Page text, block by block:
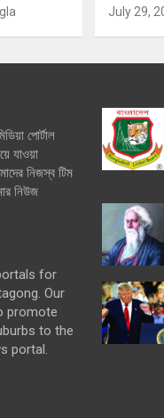
July 29,
পোর্টাল
যাওয়া
নিজস্ব টিম
নিউজ
for
Our
promote
to the
portal.